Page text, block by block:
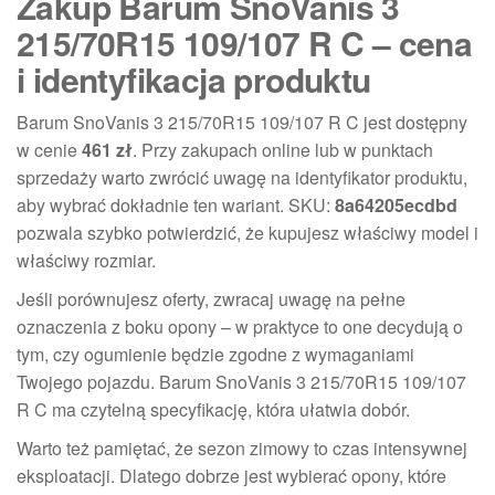
215/70R15 109/107 R C – cena
i identyfikacja produktu
Barum SnoVanis 3 215/70R15 109/107 R C jest dostępny
w cenie461 zł. Przy zakupach online lub w punktach
sprzedaży warto zwrócić uwagę na identyfikator produktu,
aby wybrać dokładnie ten wariant. SKU: 8a64205ecdbd
pozwala szybko potwierdzić, że kupujesz właściwy model i
właściwy rozmiar.
Jeśli porównujesz oferty, zwracaj uwagę na pełne
oznaczenia z boku opony – w praktyce to one decydują o
tym, czy ogumienie będzie zgodne z wymaganiami
Twojego pojazdu. Barum SnoVanis 3 215/70R15 109/107
R C ma czytelną specyfikację, która ułatwia dobór.
Warto też pamiętać, że sezon zimowy to czas intensywnej
eksploatacji. Dlatego dobrze jest wybierać opony, które